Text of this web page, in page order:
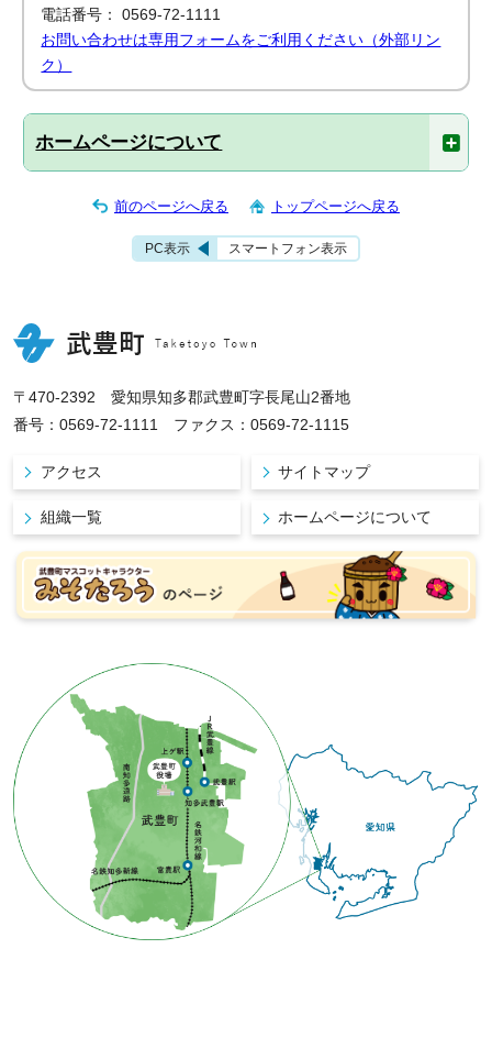
電話番号： 0569-72-1111
お問い合わせは専用フォームをご利用ください（外部リン
ク）
ホームページについて
前のページへ戻る トップページへ戻る
PC表示 スマートフォン表示
〒470-2392 愛知県知多郡武豊町字長尾山2番地
番号：0569-72-1111 ファクス：0569-72-1115
アクセス サイトマップ
組織一覧 ホームページについて